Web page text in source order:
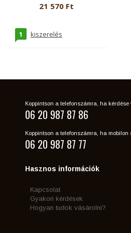
21 570 Ft
1 kiszerelés
Koppintson a telefonszámra, ha kérdése
06 20 987 87 86
Koppintson a telefonszámra, ha mobilon
06 20 987 87 77
Hasznos információk
Kapcsolat
Gyakori kérdések
Hogyan tudok vásárolni?